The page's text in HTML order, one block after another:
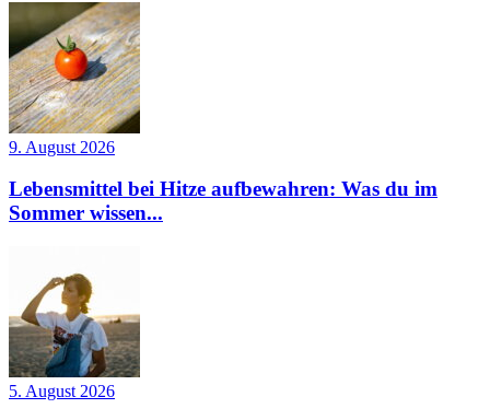
9. August 2026
Lebensmittel bei Hitze aufbewahren: Was du im
Sommer wissen...
5. August 2026